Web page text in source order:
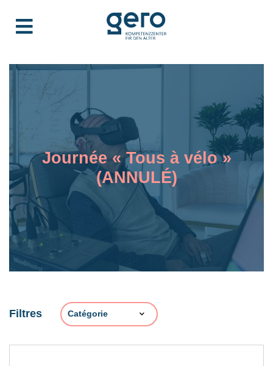
Journée « Tous à vélo »
(ANNULÉ)
Filtres